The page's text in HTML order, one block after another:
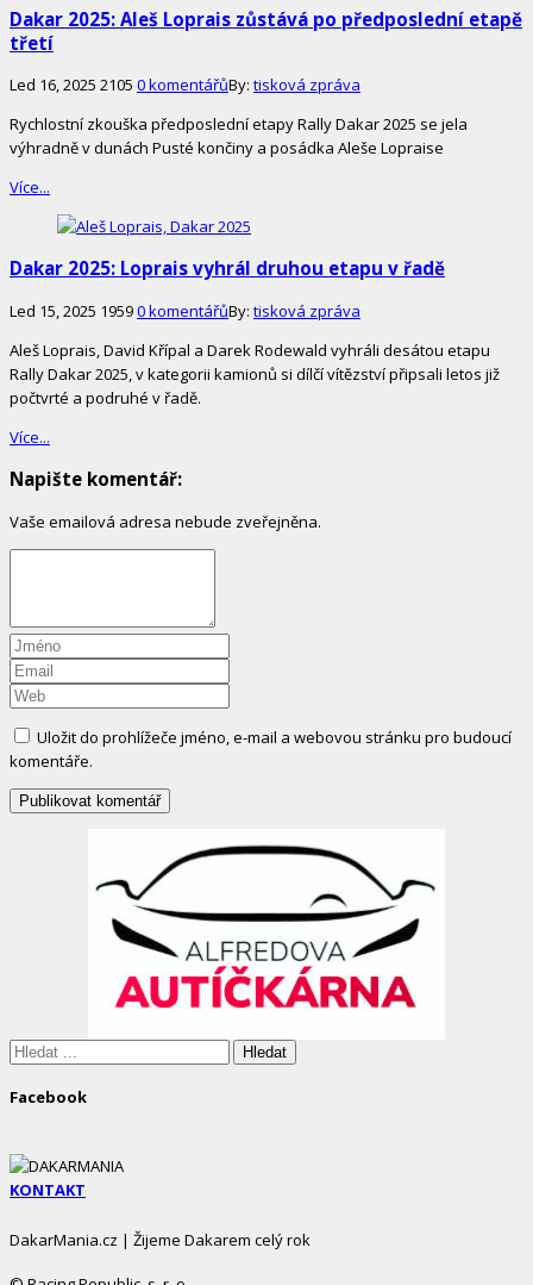
Dakar 2025: Aleš Loprais zůstává po předposlední etapě
třetí
Led 16, 2025 2105 0 komentářůBy: tisková zpráva
Rychlostní zkouška předposlední etapy Rally Dakar 2025 se jela
výhradně v dunách Pusté končiny a posádka Aleše Lopraise
Více...
Dakar 2025: Loprais vyhrál druhou etapu v řadě
Led 15, 2025 19590 komentářůBy: tisková zpráva
Aleš Loprais, David Křípal a Darek Rodewald vyhráli desátou etapu
Rally Dakar 2025, v kategorii kamionů si dílčí vítězství připsali letos již
počtvrté a podruhé v řadě.
Více...
Napište komentář:
Vaše emailová adresa nebude zveřejněna.
Uložit do prohlížeče jméno, e-mail a webovou stránku pro budoucí
komentáře.
Hledáte:
Facebook
KONTAKT
DakarMania.cz | Žijeme Dakarem celý rok